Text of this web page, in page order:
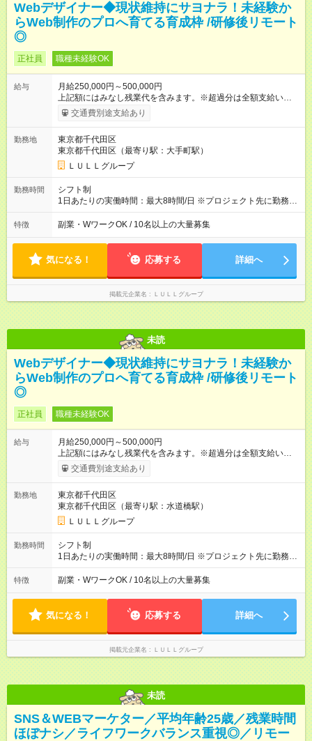
Webデザイナー◆現状維持にサヨナラ！未経験か
らWeb制作のプロへ育てる育成枠 /研修後リモート
◎
正社員 職種未経験OK
給与
月給250,000円～500,000円
上記額にはみなし残業代を含みます。※超過分は全額支給いたし
ます。 みなし残業代 21,675円／月 みなし残業時間 12時間／月 -
------------------------------------------------------- ≪経験者の方は以下と
万円～＋業績賞与＋交通費＋各種手当 ※固定残業代（30時間/6
万6，610円分）を含む。超過分は追加支給いたします 能力やス
キルを考慮し初任給を決定。経験者の方は前給考慮も可能で
す！ ◎昇給年1回（研修終了後） ◎賞与年2回（2月・8月）＋業
績賞与あり ◤スキルアップも、収入アップも。◢ 入社後の成長
や頑張りは、しっかり給与で還元しています。 実際にほぼ全員
上アップした社員も。 エンジニアへの還元率は業界高水準の
87％。 スキルを磨いた分だけ、収入アップも目指せる環境で
す！ 【試用期間】試用期間あり 試用期間の長さ：6ヶ月 ※ 雇用
形態と給与に、本採用時と異なる部分があります。 雇用形態：
中途採用（契約社員） 給与：月給 230,000円以上 上記額にはみ
なし残業代を含みます。※超過分は全額支給いたします。 みな
別途支給いたします ※研修期間中（最大12ヶ月間）も、試用期
交通費別途支給あり
勤務地
東京都千代田区
東京都千代田区（最寄り駅：大手町駅）
ＬＵＬＬグループ
勤務時間
シフト制
1日あたりの実働時間：最大8時間/日 ※プロジェクト先に勤務時
間は異なります 【シフト例】 ・10時00分～19時00分 ・9時00
分～18時00分 平均残業時間：月10時間以内
特徴 副業・WワークOK / 10名以上の大量募集
気になる！ 応募する 詳細へ
掲載元企業名 ＬＵＬＬグループ
未読
Webデザイナー◆現状維持にサヨナラ！未経験か
らWeb制作のプロへ育てる育成枠 /研修後リモート
◎
正社員 職種未経験OK
給与
月給250,000円～500,000円
上記額にはみなし残業代を含みます。※超過分は全額支給いたし
ます。 みなし残業代 21,675円／月 みなし残業時間 12時間／月 -
------------------------------------------------------- ≪経験者の方は以下と
万円～＋業績賞与＋交通費＋各種手当 ※固定残業代（30時間/6
万6，610円分）を含む。超過分は追加支給いたします 能力やス
キルを考慮し初任給を決定。経験者の方は前給考慮も可能で
す！ ◎昇給年1回（研修終了後） ◎賞与年2回（2月・8月）＋業
績賞与あり ◤スキルアップも、収入アップも。◢ 入社後の成長
や頑張りは、しっかり給与で還元しています。 実際にほぼ全員
上アップした社員も。 エンジニアへの還元率は業界高水準の
87％。 スキルを磨いた分だけ、収入アップも目指せる環境で
す！ 【試用期間】試用期間あり 試用期間の長さ：6ヶ月 ※ 雇用
形態と給与に、本採用時と異なる部分があります。 雇用形態：
中途採用（契約社員） 給与：月給 230,000円以上 上記額にはみ
なし残業代を含みます。※超過分は全額支給いたします。 みな
別途支給いたします ※研修期間中（最大12ヶ月間）も、試用期
交通費別途支給あり
勤務地
東京都千代田区
東京都千代田区（最寄り駅：水道橋駅）
ＬＵＬＬグループ
勤務時間
シフト制
1日あたりの実働時間：最大8時間/日 ※プロジェクト先に勤務時
間は異なります 【シフト例】 ・10時00分～19時00分 ・9時00
分～18時00分 平均残業時間：月10時間以内
特徴 副業・WワークOK / 10名以上の大量募集
気になる！ 応募する 詳細へ
掲載元企業名 ＬＵＬＬグループ
未読
SNS＆WEBマーケター／平均年齢25歳／残業時間
ほぼナシ／ライフワークバランス重視◎／リモー